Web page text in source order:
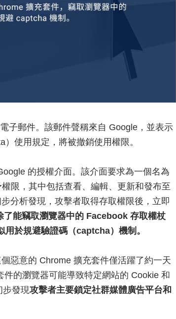
子郵件。該郵件聲稱來自 Google，並表示
使用規定，將被撤銷使用權限。
的授權介面。該介面要求為一個名為
限，其中包括查看、編輯、更新和發布至
分析發現，攻擊者取得存取權限後，立即
了能竊取瀏覽器中的 Facebook 存取權杖
於規避驗證碼（captcha）機制。
惡意的 Chrome 擴充套件僅活躍了約一天
的瀏覽器可能導致特定網站的 Cookie 和
步發現攻擊者主要鎖定社群媒體廣告平台和